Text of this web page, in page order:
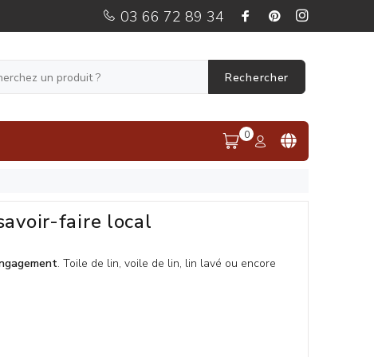
03 66 72 89 34
Rechercher
0
faire local
. Toile de lin, voile de lin, lin lavé ou encore